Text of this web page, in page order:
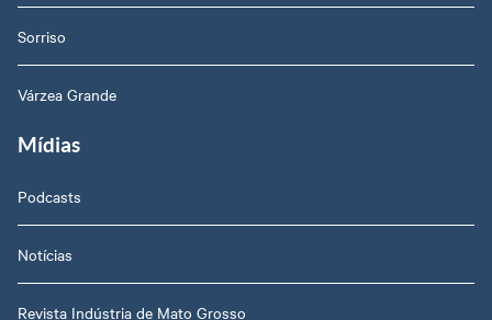
Sorriso
Várzea Grande
Mídias
Podcasts
Notícias
Revista Indústria de Mato Grosso